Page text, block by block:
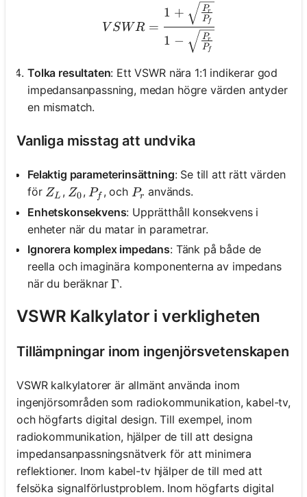
VSWR = \frac{1 +
V SWR =
1 − Pf
Pr
1 + Pf
Pr
Tolka resultaten: Ett VSWR nära 1:1 indikerar god
impedansanpassning, medan högre värden antyder
en mismatch.
Vanliga misstag att undvika
Felaktig parameterinsättning: Se till att rätt värden
för Z_L
ZL , Z_0
Z0, P_f
Pf , och P_r
Pr används.
Enhetskonsekvens: Upprätthåll konsekvens i
enheter när du matar in parametrar.
Ignorera komplex impedans: Tänk på både de
reella och imaginära komponenterna av impedans
när du beräknar\Gamma
Γ.
VSWR Kalkylator i verkligheten
Tillämpningar inom ingenjörsvetenskapen
VSWR kalkylatorer är allmänt använda inom
ingenjörsområden som radiokommunikation, kabel-tv,
och högfarts digital design. Till exempel, inom
radiokommunikation, hjälper de till att designa
impedansanpassningsnätverk för att minimera
reflektioner. Inom kabel-tv hjälper de till med att
felsöka signalförlustproblem. Inom högfarts digital